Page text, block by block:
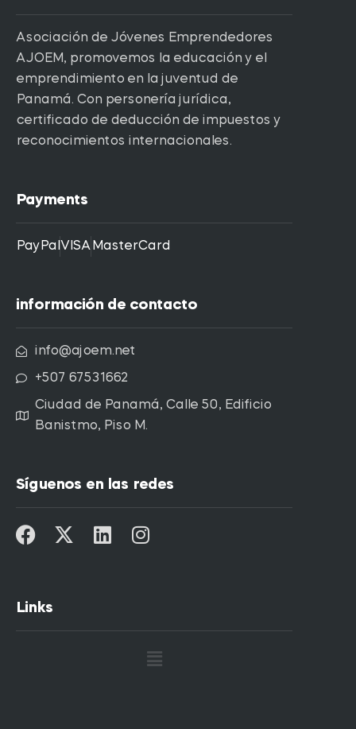
Asociación de Jóvenes Emprendedores
AJOEM, promovemos la educación y el
emprendimiento en la juventud de
Panamá. Con personería jurídica,
certificado de deducción de impuestos y
reconocimientos internacionales.
Payments
PayPal VISA MasterCard
información de contacto
info@ajoem.net
+507 67531662
Ciudad de Panamá, Calle 50, Edificio
Banistmo, Piso M.
Síguenos en las redes
Links